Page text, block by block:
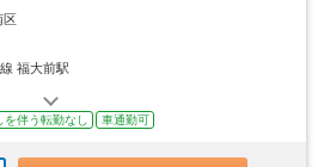
区
福大前駅
伴う転勤なし 車通勤可